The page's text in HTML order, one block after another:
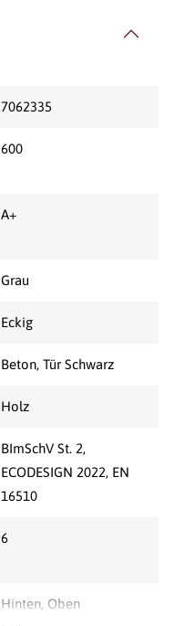
7062335
600
A+
Grau
Eckig
Beton, Tür Schwarz
Holz
BImSchV St. 2,
ECODESIGN 2022, EN
16510
6
Hinten, Oben